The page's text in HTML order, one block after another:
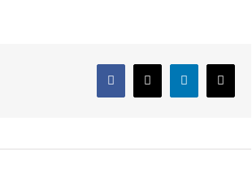
Facebook
X LinkedIn
E-
post